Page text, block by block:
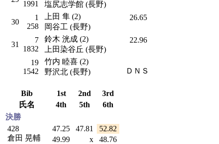
1991 塩尻志学館 (長野)
30
1
258
上田 隼 (2)
岡谷工 (長野)
26.65
31
7
1832
鈴木 洸成 (2)
上田染谷丘 (長野)
22.96
19
1542
竹内 睦喜 (2)
野沢北 (長野)
ＤＮＳ
Bib 1st 2nd
3rd
氏名
4th 5th
6th
決勝
428
倉田 晃輔
47.25 47.81
52.82
49.99
x
48.76